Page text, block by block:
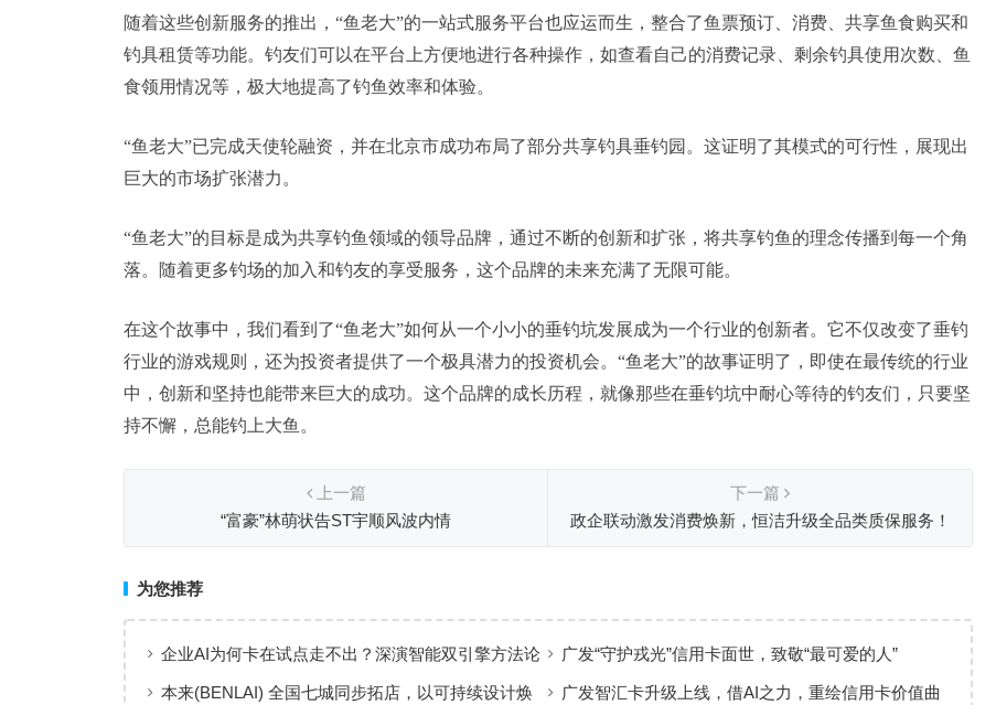
随着这些创新服务的推出，“鱼老大”的一站式服务平台也应运而生，整合了鱼票预订、消费、共享鱼食购买和
钓具租赁等功能。钓友们可以在平台上方便地进行各种操作，如查看自己的消费记录、剩余钓具使用次数、鱼
食领用情况等，极大地提高了钓鱼效率和体验。
“鱼老大”已完成天使轮融资，并在北京市成功布局了部分共享钓具垂钓园。这证明了其模式的可行性，展现出
巨大的市场扩张潜力。
“鱼老大”的目标是成为共享钓鱼领域的领导品牌，通过不断的创新和扩张，将共享钓鱼的理念传播到每一个角
落。随着更多钓场的加入和钓友的享受服务，这个品牌的未来充满了无限可能。
在这个故事中，我们看到了“鱼老大”如何从一个小小的垂钓坑发展成为一个行业的创新者。它不仅改变了垂钓
行业的游戏规则，还为投资者提供了一个极具潜力的投资机会。“鱼老大”的故事证明了，即使在最传统的行业
中，创新和坚持也能带来巨大的成功。这个品牌的成长历程，就像那些在垂钓坑中耐心等待的钓友们，只要坚
持不懈，总能钓上大鱼。
上一篇
“富豪”林萌状告ST宇顺风波内情
下一篇
政企联动激发消费焕新，恒洁升级全品类质保服务！
为您推荐
企业AI为何卡在试点走不出？深演智能双引擎方法论
回答：卡点不在模型，而在使用方式
广发“守护戎光”信用卡面世，致敬“最可爱的人”
本来(BENLAI) 全国七城同步拓店，以可持续设计焕
广发智汇卡升级上线，借AI之力，重绘信用卡价值曲